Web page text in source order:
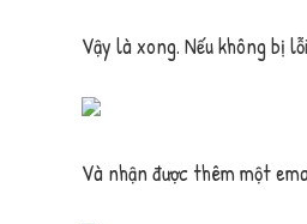
Vậy là xong. Nếu không bị
Và nhận được thêm một